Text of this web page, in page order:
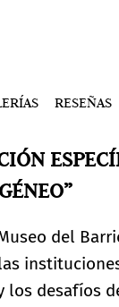
RESEÑAS
del
los desafíos